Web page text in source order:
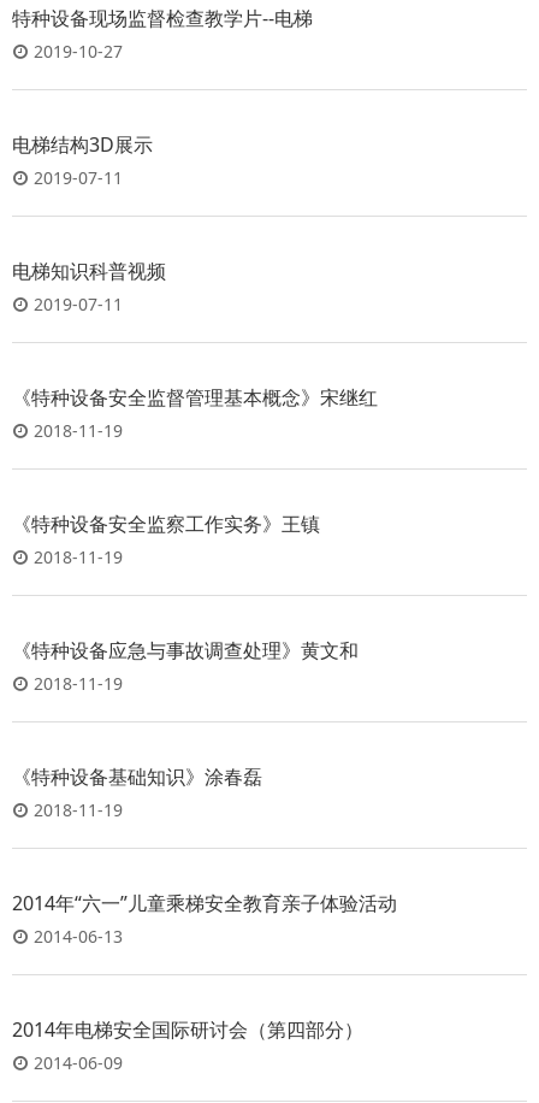
特种设备现场监督检查教学片--电梯
2019-10-27
电梯结构3D展示
2019-07-11
电梯知识科普视频
2019-07-11
《特种设备安全监督管理基本概念》宋继红
2018-11-19
《特种设备安全监察工作实务》王镇
2018-11-19
《特种设备应急与事故调查处理》黄文和
2018-11-19
《特种设备基础知识》涂春磊
2018-11-19
2014年“六一”儿童乘梯安全教育亲子体验活动
2014-06-13
2014年电梯安全国际研讨会（第四部分）
2014-06-09